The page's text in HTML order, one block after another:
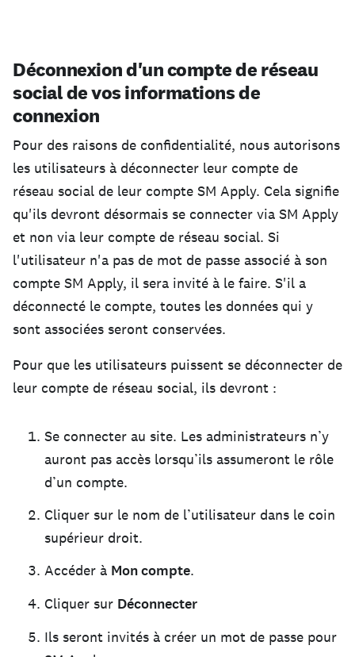
Déconnexion d'un compte de réseau
social de vos informations de
connexion
Pour des raisons de confidentialité, nous autorisons
les utilisateurs à déconnecter leur compte de
réseau social de leur compte SM Apply. Cela signifie
qu'ils devront désormais se connecter via SM Apply
et non via leur compte de réseau social. Si
l'utilisateur n'a pas de mot de passe associé à son
compte SM Apply, il sera invité à le faire. S'il a
déconnecté le compte, toutes les données qui y
sont associées seront conservées.
Pour que les utilisateurs puissent se déconnecter de
leur compte de réseau social, ils devront :
Se connecter au site. Les administrateurs n’y
auront pas accès lorsqu’ils assumeront le rôle
d’un compte.
Cliquer sur le nom de l’utilisateur dans le coin
supérieur droit.
Accéder à Mon compte.
Cliquer sur Déconnecter
Ils seront invités à créer un mot de passe pour